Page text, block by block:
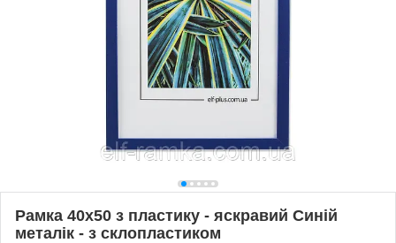
Рамка 40х50 з пластику - яскравий Синій
металік - з склопластиком